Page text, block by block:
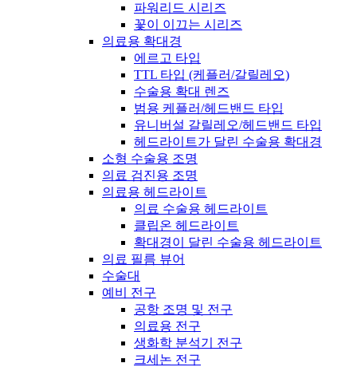
파워리드 시리즈
꽃이 이끄는 시리즈
의료용 확대경
에르고 타입
TTL 타입 (케플러/갈릴레오)
수술용 확대 렌즈
범용 케플러/헤드밴드 타입
유니버설 갈릴레오/헤드밴드 타입
헤드라이트가 달린 수술용 확대경
소형 수술용 조명
의료 검진용 조명
의료용 헤드라이트
의료 수술용 헤드라이트
클립온 헤드라이트
확대경이 달린 수술용 헤드라이트
의료 필름 뷰어
수술대
예비 전구
공항 조명 및 전구
의료용 전구
생화학 분석기 전구
크세논 전구